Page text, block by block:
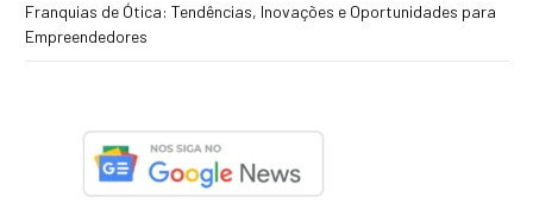
Franquias de Ótica: Tendências, Inovações e Oportunidades para
Empreendedores